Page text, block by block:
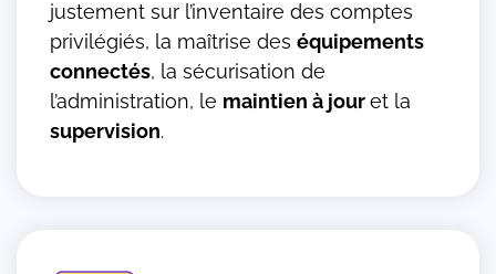
justement sur l’inventaire des comptes
privilégiés, la maîtrise des équipements
connectés, la sécurisation de
l’administration, le maintien à jouret la
supervision.